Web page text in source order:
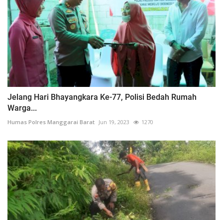
Jelang Hari Bhayangkara Ke-77, Polisi Bedah Rumah
Warga...
Humas Polres Manggarai Barat Jun 19, 2023 1270